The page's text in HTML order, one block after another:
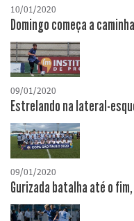
10/01/2020
Domingo começa a
09/01/2020
Estrelando na lateral-
09/01/2020
Gurizada batalha até o